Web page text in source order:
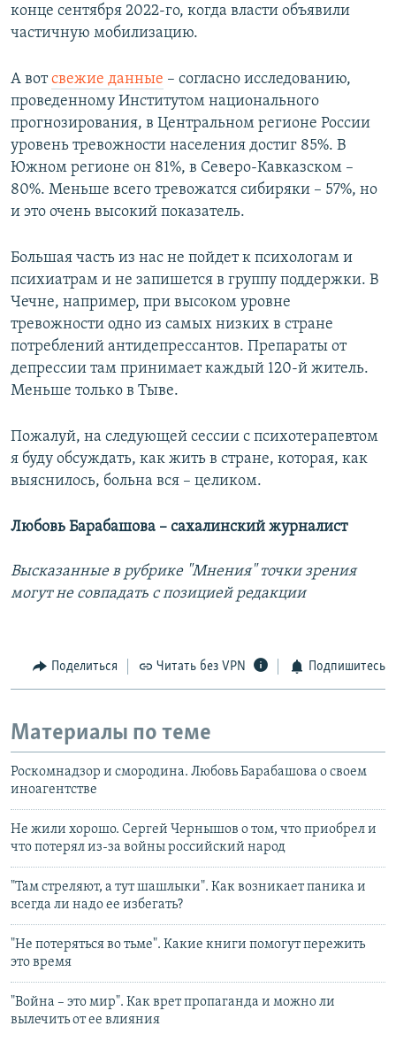
конце сентября 2022-го, когда власти объявили
частичную мобилизацию.
А вотсвежие данные – согласно исследованию,
проведенному Институтом национального
прогнозирования, в Центральном регионе России
уровень тревожности населения достиг 85%. В
Южном регионе он 81%, в Северо-Кавказском –
80%. Меньше всего тревожатся сибиряки – 57%, но
и это очень высокий показатель.
Большая часть из нас не пойдет к психологам и
психиатрам и не запишется в группу поддержки. В
Чечне, например, при высоком уровне
тревожности одно из самых низких в стране
потреблений антидепрессантов. Препараты от
депрессии там принимает каждый 120-й житель.
Меньше только в Тыве.
Пожалуй, на следующей сессии с психотерапевтом
я буду обсуждать, как жить в стране, которая, как
выяснилось, больна вся – целиком.
Любовь Барабашова – сахалинский журналист
Высказанные в рубрике "Мнения" точки зрения
могут не совпадать с позицией редакции
Поделиться Читать без VPN Подпишитесь
Материалы по теме
Роскомнадзор и смородина. Любовь Барабашова о своем
иноагентстве
Не жили хорошо. Сергей Чернышов о том, что приобрел и
что потерял из-за войны российский народ
"Там стреляют, а тут шашлыки". Как возникает паника и
всегда ли надо ее избегать?
"Не потеряться во тьме". Какие книги помогут пережить
это время
"Война – это мир". Как врет пропаганда и можно ли
вылечить от ее влияния